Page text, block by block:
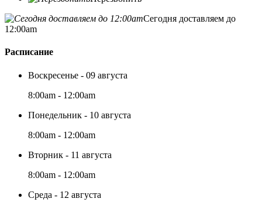
Сегодня доставляем до
12:00am
Расписание
Воскресенье - 09 августа
8:00am - 12:00am
Понедельник - 10 августа
8:00am - 12:00am
Вторник - 11 августа
8:00am - 12:00am
Среда - 12 августа